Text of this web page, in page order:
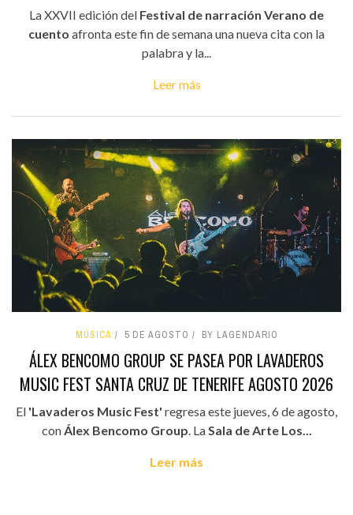
La XXVII edición del Festival de narración Verano de
cuento afronta este fin de semana una nueva cita con la
palabra y la...
Leer más
MÚSICA 5 DE AGOSTO BY LAGENDARIO
ÁLEX BENCOMO GROUP SE PASEA POR LAVADEROS
MUSIC FEST SANTA CRUZ DE TENERIFE AGOSTO 2026
El 'Lavaderos Music Fest' regresa este jueves, 6 de agosto,
conÁlex Bencomo Group. LaSala de Arte Los...
Leer más